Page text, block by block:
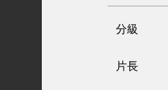
分級
片長